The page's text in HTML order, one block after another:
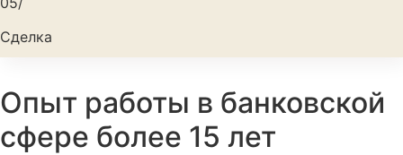
Сделка
Опыт работы в банковской
сфере более 15 лет